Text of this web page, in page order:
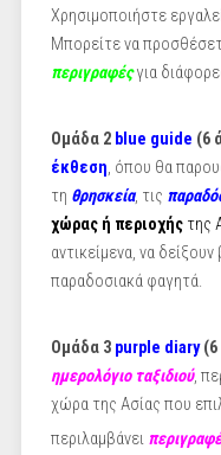
Χρησιμοποιήστε
Μπορείτε να
περιγραφέςγια
Oμάδα 2 blue guide (6
έκθεση, όπου θα
τη θρησκεία, τις
χώρας ή περιοχήςτης
αντικείμενα, να
παραδοσιακά φαγητά.
Ομάδα 3 purple diary(6
ημερολόγιο ταξιδιού,
χώρα της Ασίας που
περιλαμβάνει